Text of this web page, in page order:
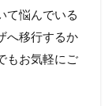
て悩んでいる
へ移行するか
もお気軽にご